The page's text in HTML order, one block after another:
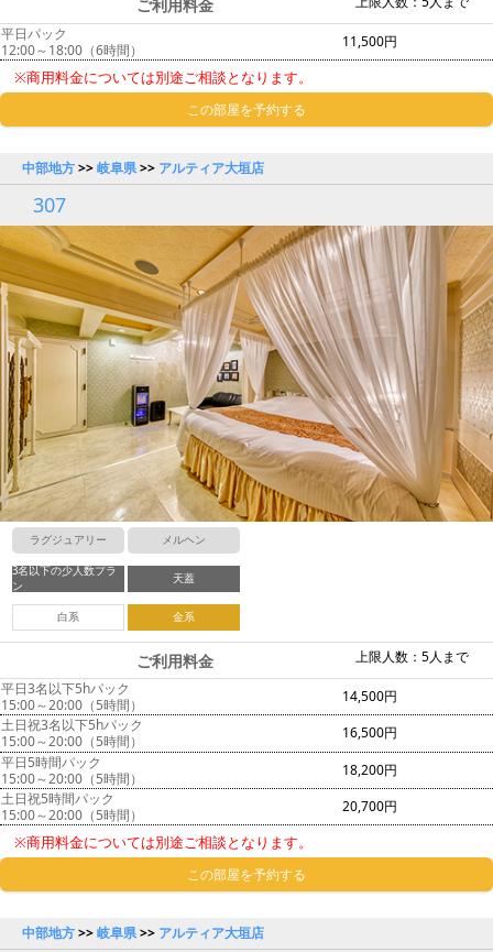
ご利用料金
平日パック
12:00～18:00（6時間）
11,500円
※商用料金については別途ご相談となります。
この部屋を予約する
中部地方>>岐阜県>> アルティア大垣店
307
ラグジュアリー メルヘン
3名以下の少人数プラ
ン
天蓋
白系 金系
上限人数：5人まで
ご利用料金
平日3名以下5hパック
15:00～20:00（5時間）
14,500円
土日祝3名以下5hパック
15:00～20:00（5時間）
16,500円
平日5時間パック
15:00～20:00（5時間）
18,200円
土日祝5時間パック
15:00～20:00（5時間）
20,700円
※商用料金については別途ご相談となります。
この部屋を予約する
中部地方>>岐阜県>> アルティア大垣店